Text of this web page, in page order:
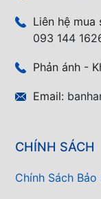
Liên hệ
093 144
Phản ánh -
Email:
CHÍNH SÁCH
Chính Sách Bảo